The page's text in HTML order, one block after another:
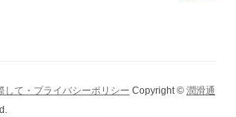
して・プライバシーポリシー Copyright © 潤滑通